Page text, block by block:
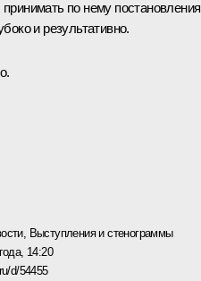
по нему постановления
и результативно.
, Выступления и стенограммы
14:20
d/54455